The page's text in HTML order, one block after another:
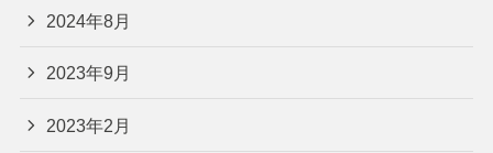
2024年8月
2023年9月
2023年2月